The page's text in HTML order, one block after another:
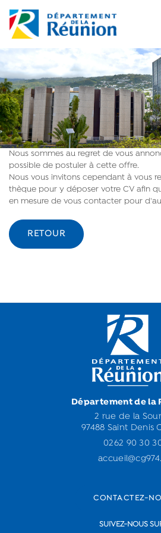
Nous sommes au regret de vous
possible de postuler à cette offre.
Nous vous invitons cependant à vous
thèque pour y déposer votre CV afin
en mesure de vous contacter pour
RETOUR
Département de la
2 rue de la
97488 Saint Denis
0262 90 30
CONTACTEZ-
SUIVEZ-NOUS